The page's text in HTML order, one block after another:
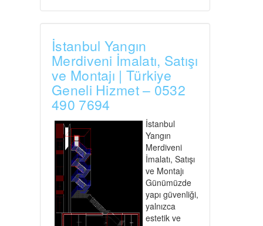
İstanbul Yangın
Merdiveni İmalatı, Satışı
ve Montajı | Türkiye
Geneli Hizmet – 0532
490 7694
İstanbul
Yangın
Merdiveni
İmalatı, Satışı
ve Montajı
Günümüzde
yapı güvenliği,
yalnızca
estetik ve